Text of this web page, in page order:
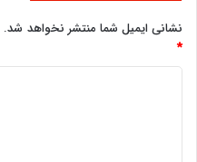
نشانی ایمیل شما منتشر نخواهد شد.
*